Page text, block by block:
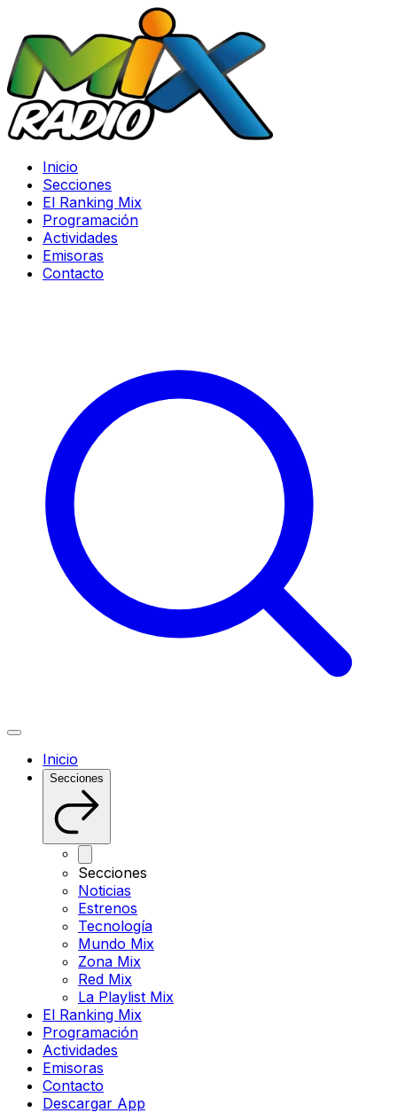
Inicio
Secciones
El Ranking Mix
Programación
Actividades
Emisoras
Contacto
Inicio
Secciones
Secciones
Noticias
Estrenos
Tecnología
Mundo Mix
Zona Mix
Red Mix
La Playlist Mix
El Ranking Mix
Programación
Actividades
Emisoras
Contacto
Descargar App